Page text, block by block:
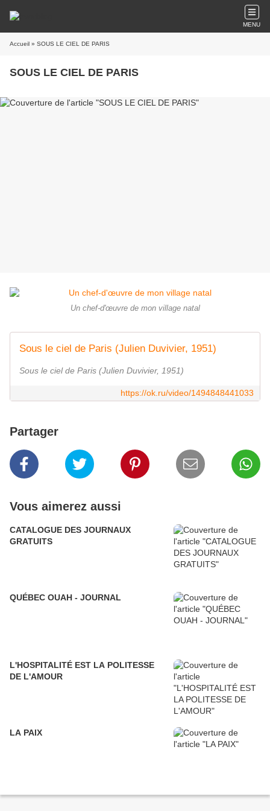
MENU
Accueil » SOUS LE CIEL DE PARIS
SOUS LE CIEL DE PARIS
Un chef-d'œuvre de mon village natal
Sous le ciel de Paris (Julien Duvivier, 1951)
Sous le ciel de Paris (Julien Duvivier, 1951)
https://ok.ru/video/1494848441033
Partager
Vous aimerez aussi
CATALOGUE DES JOURNAUX
GRATUITS
QUÉBEC OUAH - JOURNAL
L'HOSPITALITÉ EST LA POLITESSE
DE L'AMOUR
LA PAIX